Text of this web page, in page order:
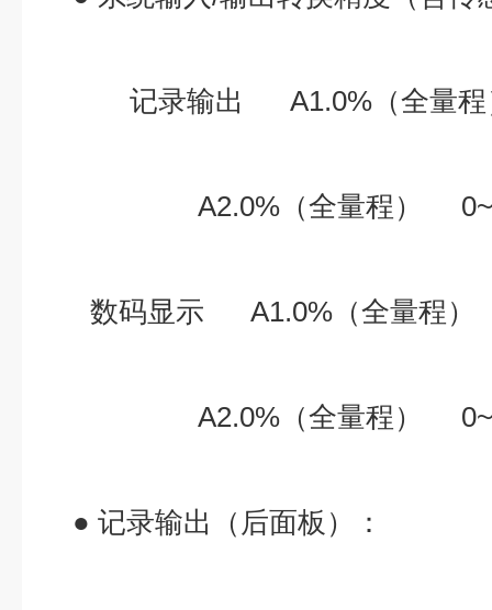
记录输出 A1.0%（全量
A2.0%（全量程）
数码显示 A1.0%（全量程
A2.0%（全量程）
● 记录输出（后面板）：